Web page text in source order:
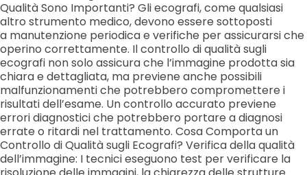
Qualità Sono Importanti? Gli ecografi, come qualsiasi
altro strumento medico, devono essere sottoposti
a manutenzione periodica e verifiche per assicurarsi che
operino correttamente. Il controllo di qualità sugli
ecografi non solo assicura che l’immagine prodotta sia
chiara e dettagliata, ma previene anche possibili
malfunzionamenti che potrebbero compromettere i
risultati dell’esame. Un controllo accurato previene
errori diagnostici che potrebbero portare a diagnosi
errate o ritardi nel trattamento. Cosa Comporta un
Controllo di Qualità sugli Ecografi? Verifica della qualità
dell’immagine: I tecnici eseguono test per verificare la